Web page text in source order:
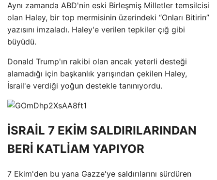
Aynı zamanda ABD'nin eski Birleşmiş Milletler temsilcisi
olan Haley, bir top mermisinin üzerindeki “Onları Bitirin”
yazısını imzaladı. Haley'e verilen tepkiler çığ gibi
büyüdü.
Donald Trump'ın rakibi olan ancak yeterli desteği
alamadığı için başkanlık yarışından çekilen Haley,
İsrail'e verdiği yoğun destekle tanınıyordu.
İSRAİL 7 EKİM SALDIRILARINDAN
BERİ KATLİAM YAPIYOR
7 Ekim'den bu yana Gazze'ye saldırılarını sürdüren